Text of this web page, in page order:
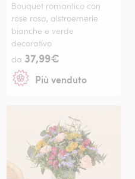
Bouquet romantico con
rose rosa, alstroemerie
bianche e verde
decorativo
da 37,99€
Più venduto